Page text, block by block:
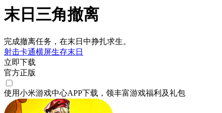
末日三角撤离
完成撤离任务，在末日中挣扎求生。
射击卡通横屏生存末日
立即下载
官方正版
使用小米游戏中心APP下载 ，领丰富游戏福利 及礼包